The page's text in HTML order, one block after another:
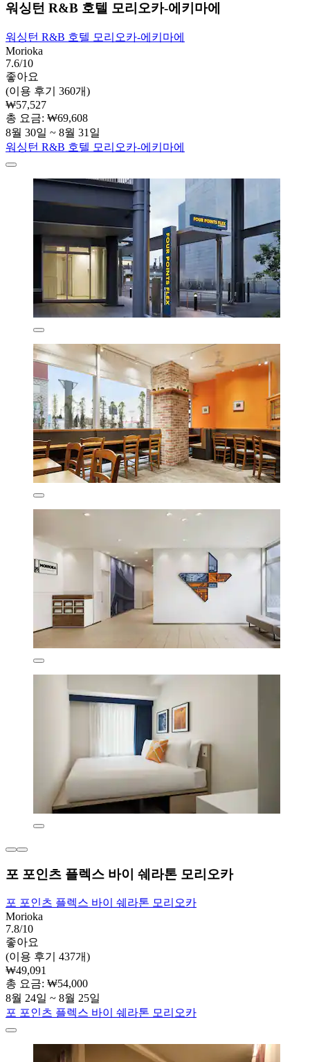
워싱턴 R&B 호텔 모리오카-에키마에
워싱턴 R&B 호텔 모리오카-에키마에
Morioka
7.6/10
좋아요
(이용 후기 360개)
₩57,527
총 요금: ₩69,608
8월 30일 ~ 8월 31일
워싱턴 R&B 호텔 모리오카-에키마에
포 포인츠 플렉스 바이 쉐라톤 모리오카
포 포인츠 플렉스 바이 쉐라톤 모리오카
Morioka
7.8/10
좋아요
(이용 후기 437개)
₩49,091
총 요금: ₩54,000
8월 24일 ~ 8월 25일
포 포인츠 플렉스 바이 쉐라톤 모리오카